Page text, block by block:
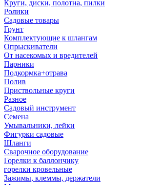
Круги, диски, полотна, пилки
Ролики
Садовые товары
Грунт
Комплектующие к шлангам
Опрыскиватели
От насекомых и вредителей
Парники
Подкормка+отрава
Полив
Приствольные круги
Разное
Садовый инструмент
Семена
Умывальники, лейки
Фигурки садовые
Шланги
Сварочное оборудование
Горелки к баллончику
горелки кровельные
Зажимы, клеммы, держатели